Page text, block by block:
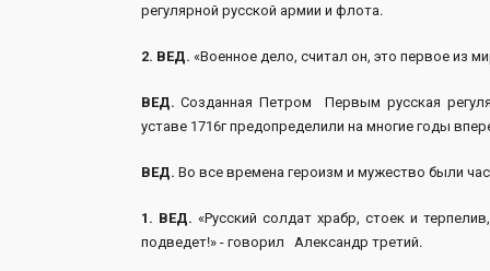
регулярной русской армии и флота.
2. ВЕД. «Военное дело, считал он, это первое из
ВЕД. Созданная Петром Первым русская
уставе 1716г предопределили на многие годы
ВЕД. Во все времена героизм и мужество были
1. ВЕД. «Русский солдат храбр, стоек и
подведет!» - говорил Александр третий.